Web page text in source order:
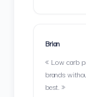
Brian
« Low carb
brands
best. »